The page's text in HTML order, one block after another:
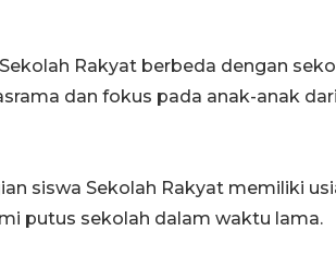
Rakyat berbeda dengan
dan fokus pada anak-anak
siswa Sekolah Rakyat memiliki
putus sekolah dalam waktu lama.